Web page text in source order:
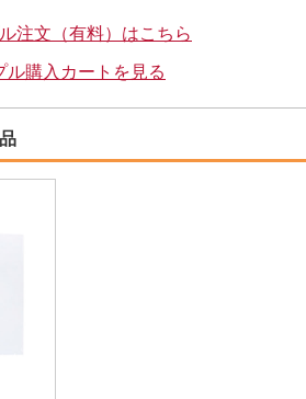
注文（有料）はこちら
ル購入カートを見る